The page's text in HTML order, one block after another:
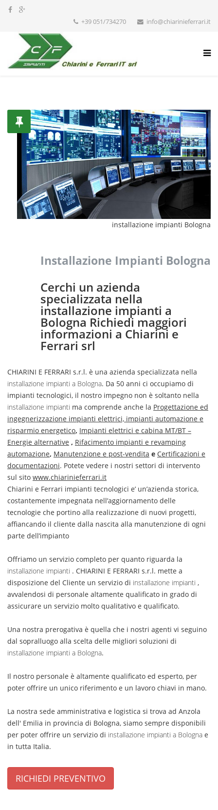
+39 051/734270 info@chiarinieferrari.it
installazione impianti Bologna
Installazione Impianti Bologna
Cerchi un azienda
specializzata nella
installazione impianti a
Bologna Richiedi maggiori
informazioni a Chiarini e
Ferrari srl
CHIARINI E FERRARI s.r.l. è una azienda specializzata nella
installazione impianti a Bologna. Da 50 anni ci occupiamo di
impianti tecnologici, il nostro impegno non è soltanto nella
installazione impianti ma comprende anche la Progettazione ed
ingegnerizzazione impianti elettrici, impianti automazione e
risparmio energetico, Impianti elettrici e cabina MT/BT –
Energie alternative , Rifacimento impianti e revamping
automazione, Manutenzione e post-vendita e Certificazioni e
documentazioni. Potete vedere i nostri settori di intervento
sul sito www.chiarinieferrari.it
Chiarini e Ferrari impianti tecnologici e’ un’azienda storica,
costantemente impegnata nell’aggiornamento delle
tecnologie che portino alla realizzazione di nuovi progetti,
affiancando il cliente dalla nascita alla manutenzione di ogni
parte dell’impianto
Offriamo un servizio completo per quanto riguarda la
installazione impianti . CHIARINI E FERRARI s.r.l. mette a
disposizione del Cliente un servizio di installazione impianti ,
avvalendosi di personale altamente qualificato in grado di
assicurare un servizio molto qualitativo e qualificato.
Una nostra prerogativa è quella che i nostri agenti vi seguino
dal sopralluogo alla scelta delle migliori soluzioni di
installazione impianti a Bologna.
Il nostro personale è altamente qualificato ed esperto, per
poter offrire un unico riferimento e un lavoro chiavi in mano.
La nostra sede amministrativa e logistica si trova ad Anzola
dell' Emilia in provincia di Bologna, siamo sempre disponibili
per poter offrire un servizio di installazione impianti a Bologna e
in tutta Italia.
RICHIEDI PREVENTIVO